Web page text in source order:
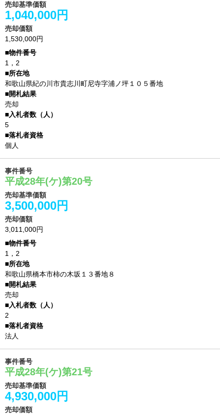
売却基準価額
1,040,000円
売却価額
1,530,000円
1，2
和歌山県紀の川市貴志川町尼寺字浦ノ坪１０５番地
売却
5
個人
事件番号
平成28年(ケ)第20号
売却基準価額
3,500,000円
売却価額
3,011,000円
1，2
和歌山県橋本市柿の木坂１３番地８
売却
2
法人
事件番号
平成28年(ケ)第21号
売却基準価額
4,930,000円
売却価額